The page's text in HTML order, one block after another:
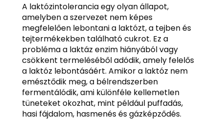
A laktózintolerancia egy olyan állapot,
amelyben a szervezet nem képes
megfelelően lebontani a laktózt, a tejben és
tejtermékekben található cukrot. Ez a
probléma a laktáz enzim hiányából vagy
csökkent termeléséből adódik, amely felelős
a laktóz lebontásáért. Amikor a laktóz nem
emésztődik meg, a bélrendszerben
fermentálódik, ami különféle kellemetlen
tüneteket okozhat, mint például puffadás,
hasi fájdalom, hasmenés és gázképződés.